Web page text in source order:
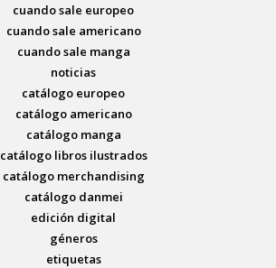
cuando sale europeo
cuando sale americano
cuando sale manga
noticias
catálogo europeo
catálogo americano
catálogo manga
catálogo libros ilustrados
catálogo merchandising
catálogo danmei
edición digital
géneros
etiquetas